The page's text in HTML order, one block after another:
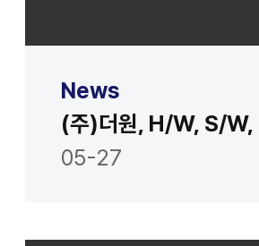
News
(주)더원, H/W, S/W,
05-27